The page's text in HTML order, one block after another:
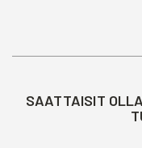
SAATTAISIT